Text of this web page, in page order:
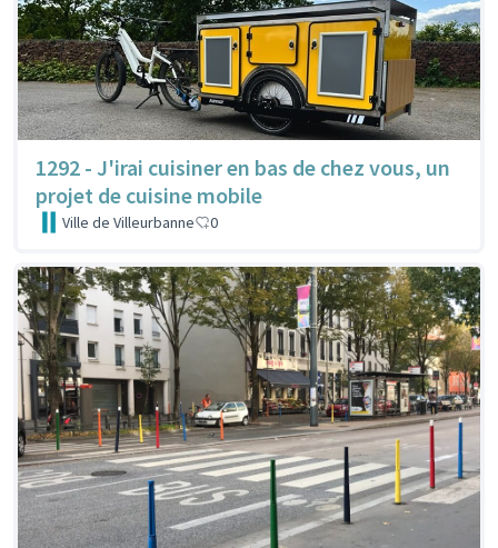
1292 - J'irai cuisiner en bas de chez vous, un
projet de cuisine mobile
Ville de Villeurbanne 0